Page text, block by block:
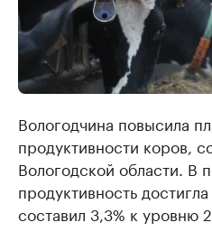
Вологодчина повысила
продуктивности коров,
Вологодской области. В
продуктивность
составил 3,3% к уровню